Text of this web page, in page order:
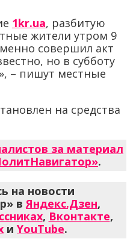
1kr.ua, разбитую
жители утром 9
совершил акт
но в субботу
– пишут местные
на средства
за материал
.
на новости
вЯндекс.Дзен,
, Вконтакте,
и YouTube.